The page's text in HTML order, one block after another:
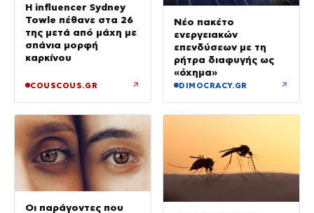
Η influencer Sydney
Towle πέθανε στα 26
της μετά από μάχη με
σπάνια μορφή
καρκίνου
COUSCOUS.GR ↗
Νέο πακέτο
ενεργειακών
επενδύσεων με τη
ρήτρα διαφυγής ως
«όχημα»
DIMOCRACY.GR ↗
Οι παράγοντες που